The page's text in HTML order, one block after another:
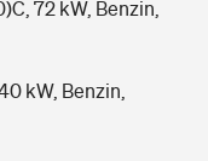
72 kW, Benzin,
kW, Benzin,